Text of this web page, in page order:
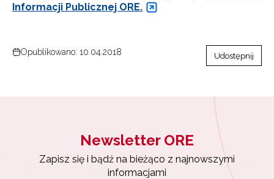
Informacji Publicznej ORE.
Opublikowano: 10.04.2018 Udostępnij
Newsletter ORE
Zapisz się i bądź na bieżąco z najnowszymi
informacjami